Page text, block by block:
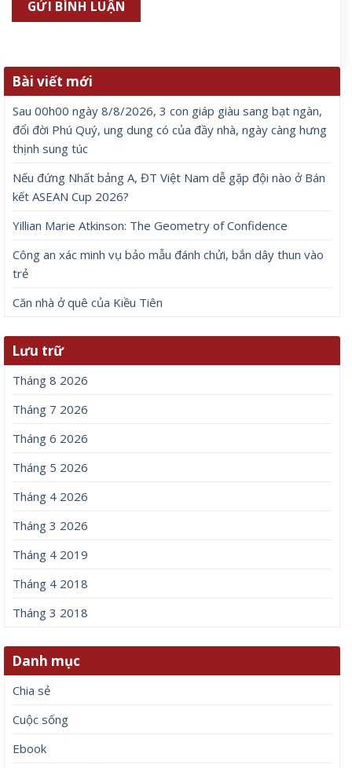
Bài viết mới
Sau 00h00 ngày 8/8/2026, 3 con giáp giàu sang bạt ngàn,
đổi đời Phú Quý, ung dung có của đầy nhà, ngày càng hưng
thịnh sung túc
Nếu đứng Nhất bảng A, ĐT Việt Nam dễ gặp đội nào ở Bán
kết ASEAN Cup 2026?
Yillian Marie Atkinson: The Geometry of Confidence
Công an xác minh vụ bảo mẫu đánh chửi, bắn dây thun vào
trẻ
Căn nhà ở quê của Kiều Tiên
Lưu trữ
Tháng 8 2026
Tháng 7 2026
Tháng 6 2026
Tháng 5 2026
Tháng 4 2026
Tháng 3 2026
Tháng 4 2019
Tháng 4 2018
Tháng 3 2018
Danh mục
Chia sẻ
Cuộc sống
Ebook